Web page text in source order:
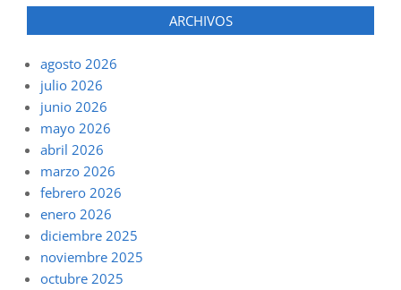
ARCHIVOS
agosto 2026
julio 2026
junio 2026
mayo 2026
abril 2026
marzo 2026
febrero 2026
enero 2026
diciembre 2025
noviembre 2025
octubre 2025